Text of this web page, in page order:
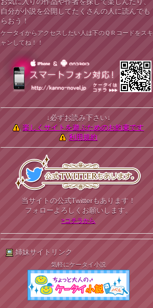
自分が小説を公開してたくさんの人に読んでも
らおう！
ケータイからアクセスしたい人は下のＱＲコードをスキ
ャンしてね！！
↓必ずお読み下さい↓
楽しくサイトを遊ぶためのお約束です
利用規約
当サイトの公式Twitterもあります！
フォローよろしくお願いします。
>コチラから
姉妹サイトリンク
気軽にケータイ小説